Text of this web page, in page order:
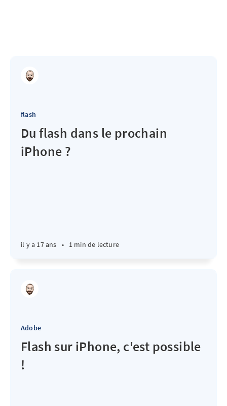
flash
Du flash dans le prochain
iPhone ?
il y a 17 ans • 1 min de lecture
Adobe
Flash sur iPhone, c'est possible
!